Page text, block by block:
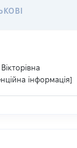
Вікторівна
інформація]